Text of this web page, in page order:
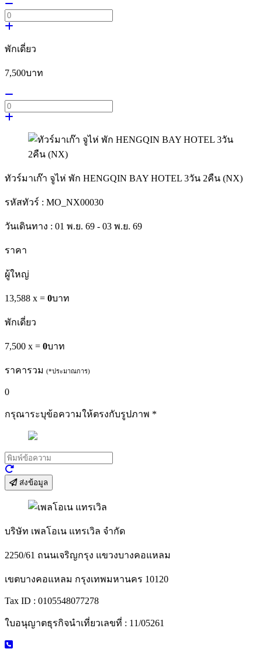
พักเดี่ยว
7,500บาท
ทัวร์มาเก๊า จูไห่ พัก HENGQIN BAY HOTEL 3วัน 2คืน (NX)
รหัสทัวร์ : MO_NX00030
วันเดินทาง : 01 พ.ย. 69 - 03 พ.ย. 69
ราคา
ผู้ใหญ่
13,588 x = 0บาท
พักเดี่ยว
7,500 x = 0บาท
ราคารวม (*ประมาณการ)
0
กรุณาระบุข้อความให้ตรงกับรูปภาพ *
ส่งข้อมูล
บริษัท เพลโอเน แทรเวิล จำกัด
2250/61 ถนนเจริญกรุง แขวงบางคอแหลม
เขตบางคอแหลม กรุงเทพมหานคร 10120
Tax ID : 0105548077278
ใบอนุญาตธุรกิจนำเที่ยวเลขที่ : 11/05261